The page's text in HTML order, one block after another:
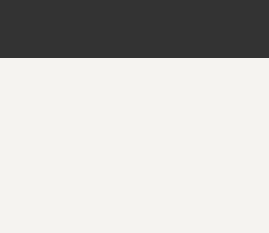
Blijft op de hoogte van nieuwe voorraad